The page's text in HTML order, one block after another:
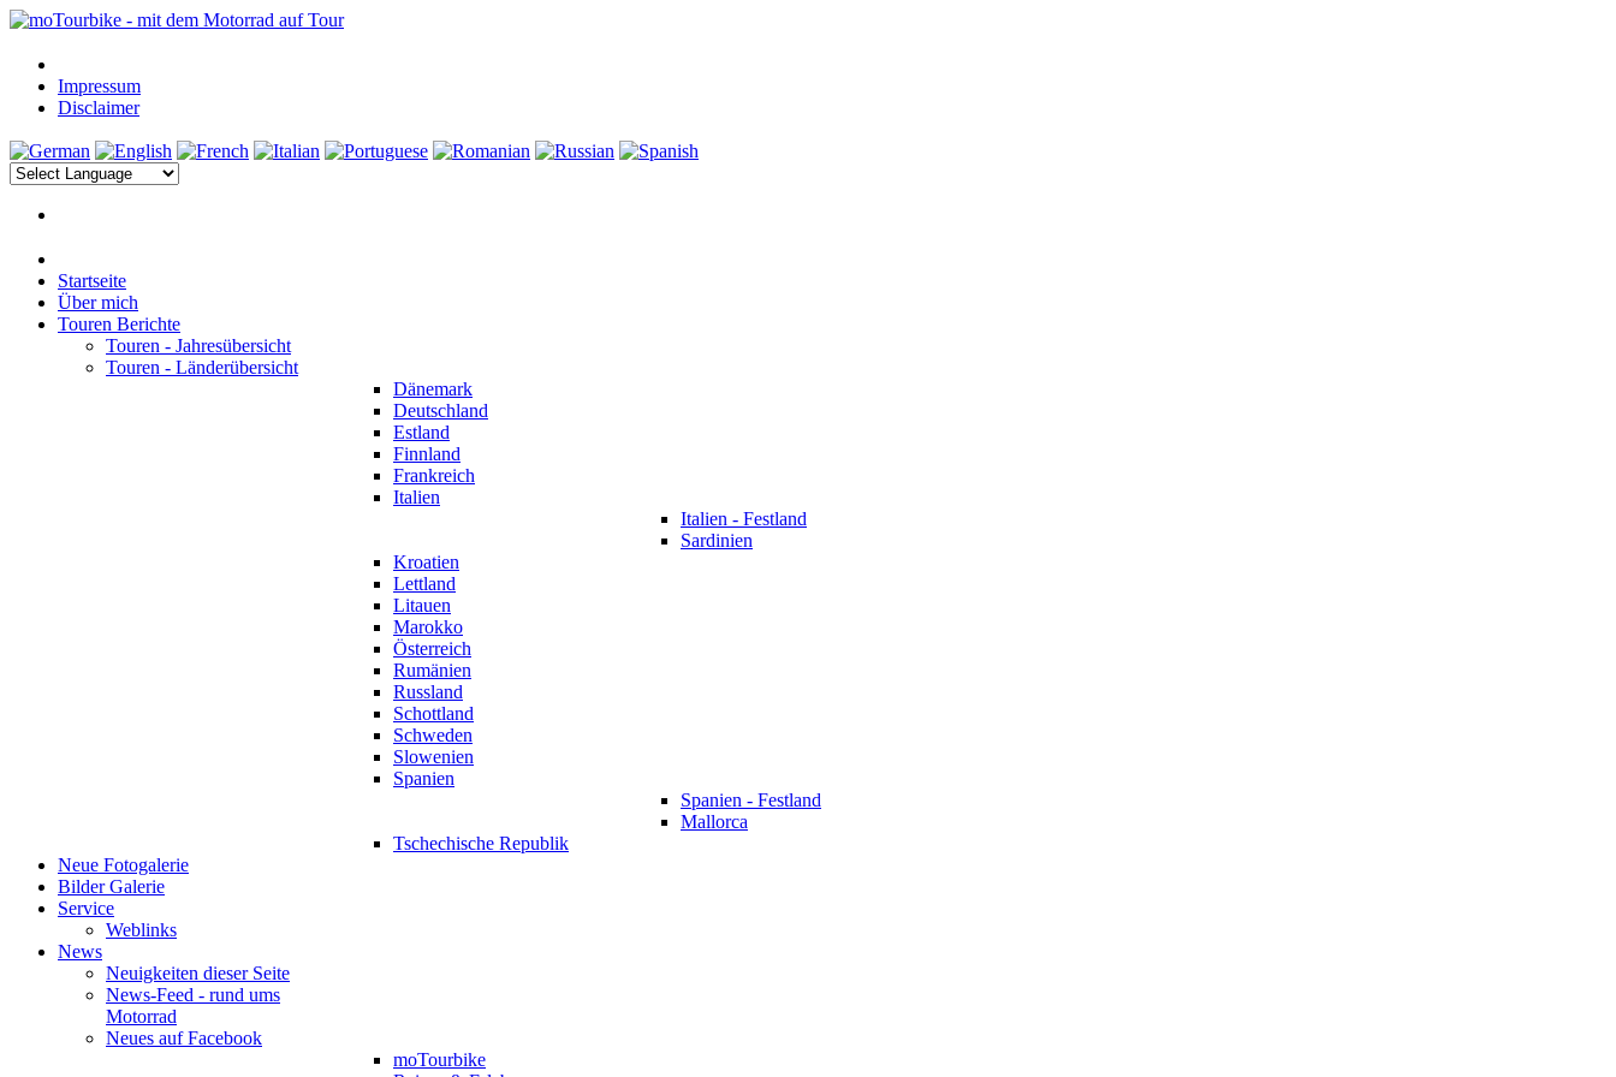
Impressum
Disclaimer
Startseite
Über mich
Touren Berichte
Touren - Jahresübersicht
Touren - Länderübersicht
Dänemark
Deutschland
Estland
Finnland
Frankreich
Italien
Italien - Festland
Sardinien
Kroatien
Lettland
Litauen
Marokko
Österreich
Rumänien
Russland
Schottland
Schweden
Slowenien
Spanien
Spanien - Festland
Mallorca
Tschechische Republik
Neue Fotogalerie
Bilder Galerie
Service
Weblinks
News
Neuigkeiten dieser Seite
News-Feed - rund ums
Motorrad
Neues auf Facebook
moTourbike